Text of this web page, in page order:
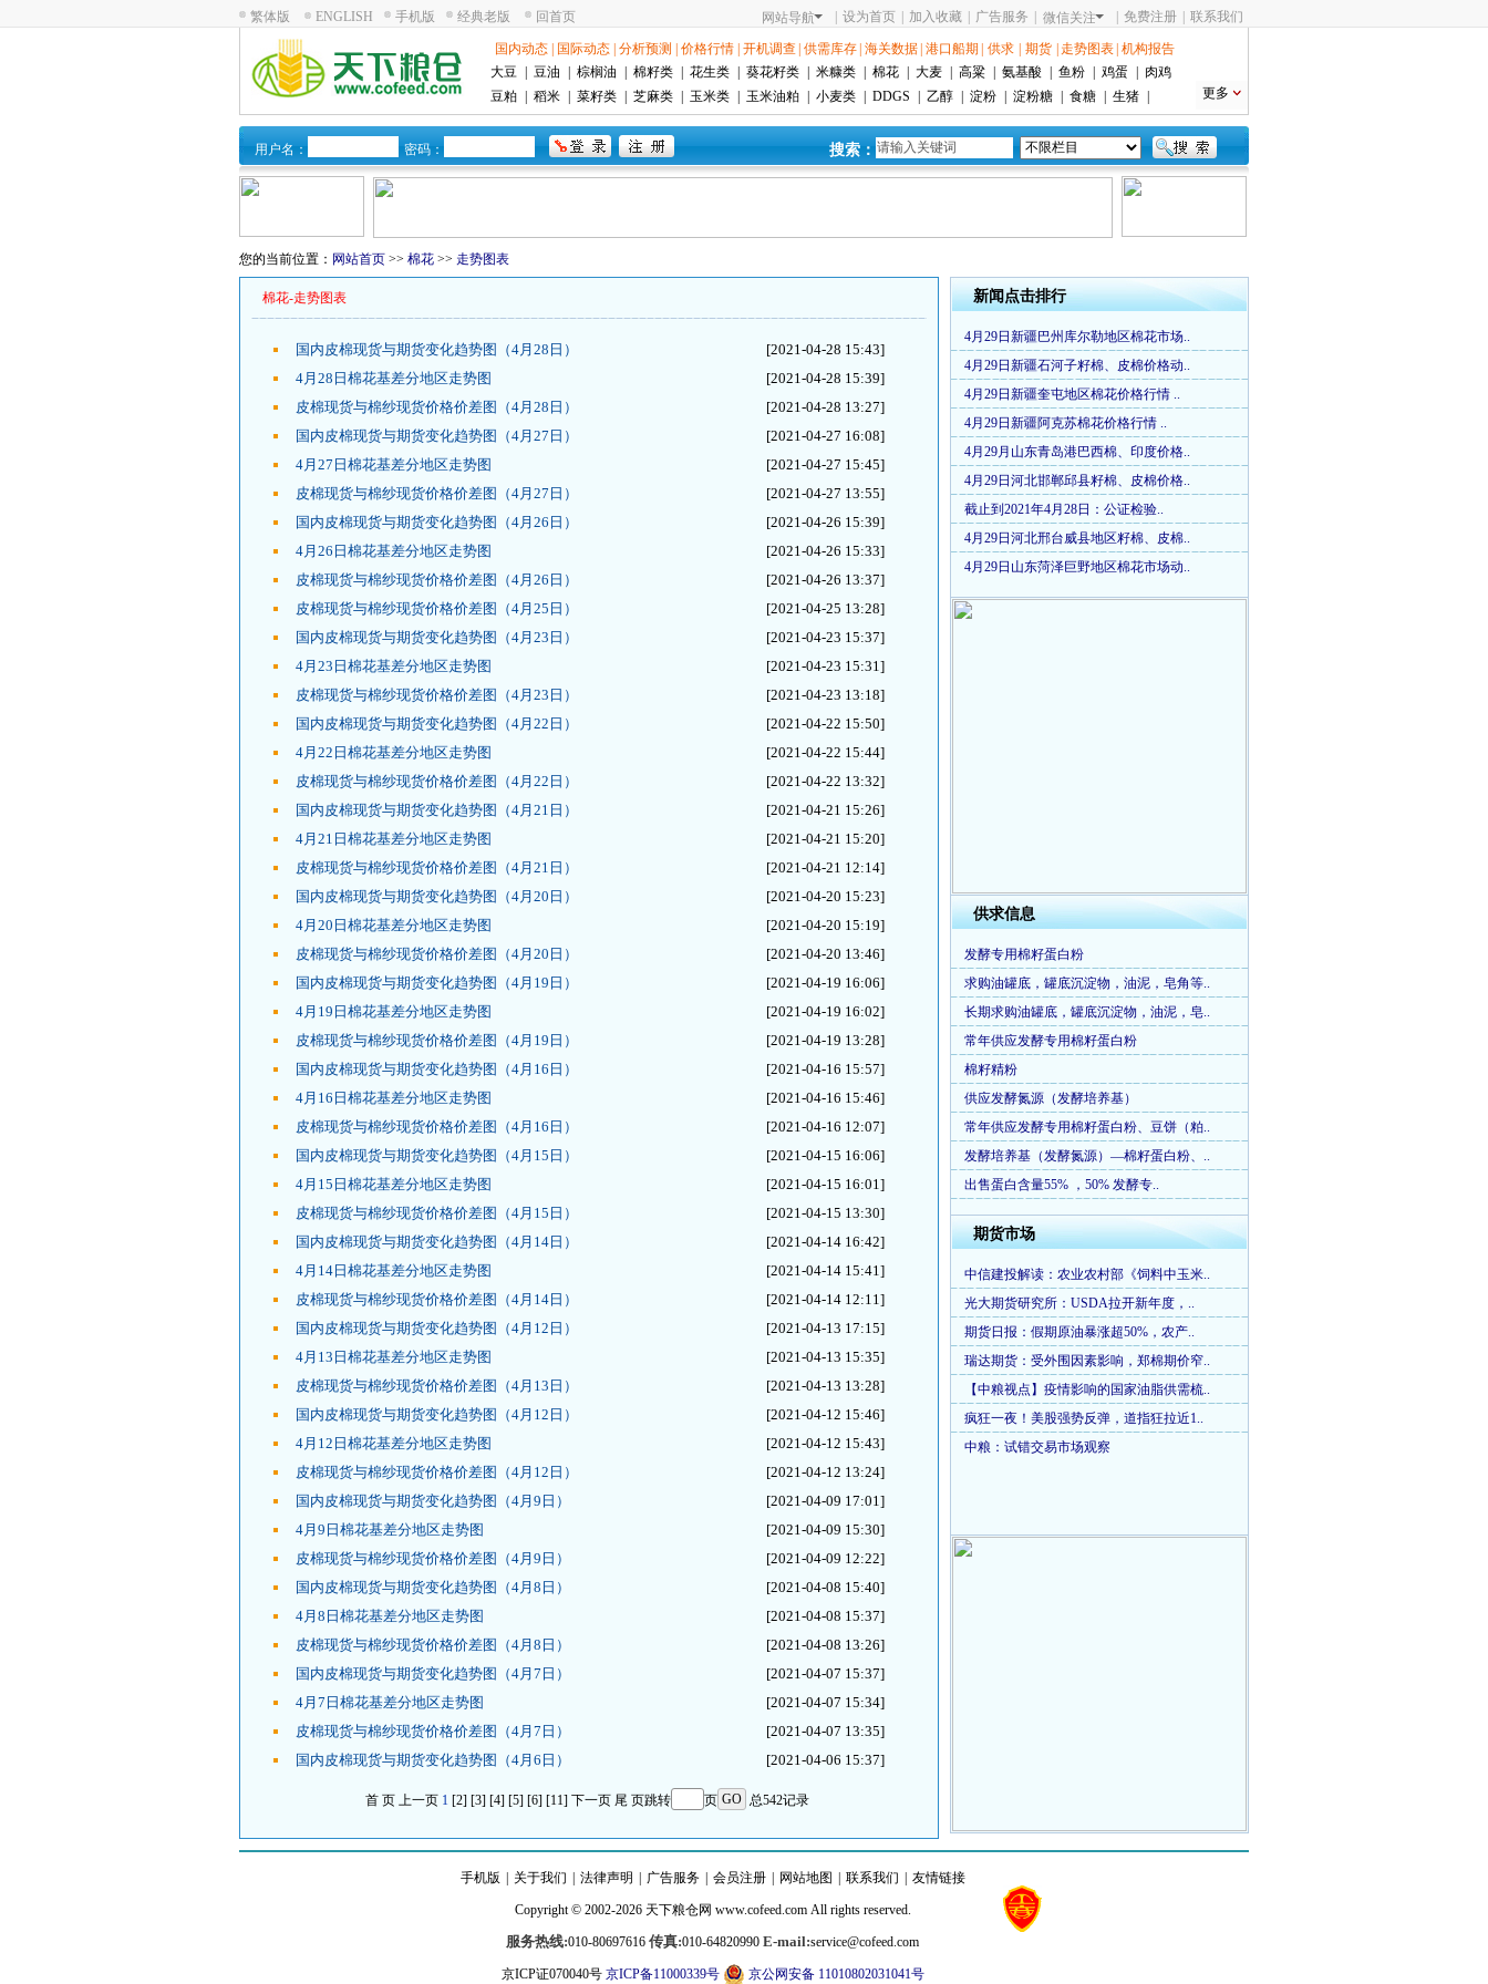
繁体版 ENGLISH 手机版 经典老版 回首页 网站导航 设为首页 加入收藏 广告服务 微信关注 免费注册 联系我们
国内动态 国际动态 分析预测 价格行情 开机调查 供需库存 海关数据 港口船期 供求 期货 走势图表 机构报告
大豆
豆油 棕榈油 棉籽类 花生类 葵花籽类 米糠类 棉花 大麦 高粱 氨基酸 鱼粉 鸡蛋
肉鸡
豆粕
稻米 菜籽类 芝麻类 玉米类 玉米油粕 小麦类 DDGS 乙醇 淀粉 淀粉糖 食糖 生猪 更多
用户名： 密码： 搜索：
您的当前位置： 网站首页 >> 棉花 >> 走势图表
棉花-走势图表
国内皮棉现货与期货变化趋势图（4月28日）
[2021-04-28 15:43]
4月28日棉花基差分地区走势图
[2021-04-28 15:39]
皮棉现货与棉纱现货价格价差图（4月28日）
[2021-04-28 13:27]
国内皮棉现货与期货变化趋势图（4月27日）
[2021-04-27 16:08]
4月27日棉花基差分地区走势图
[2021-04-27 15:45]
皮棉现货与棉纱现货价格价差图（4月27日）
[2021-04-27 13:55]
国内皮棉现货与期货变化趋势图（4月26日）
[2021-04-26 15:39]
4月26日棉花基差分地区走势图
[2021-04-26 15:33]
皮棉现货与棉纱现货价格价差图（4月26日）
[2021-04-26 13:37]
皮棉现货与棉纱现货价格价差图（4月25日）
[2021-04-25 13:28]
国内皮棉现货与期货变化趋势图（4月23日）
[2021-04-23 15:37]
4月23日棉花基差分地区走势图
[2021-04-23 15:31]
皮棉现货与棉纱现货价格价差图（4月23日）
[2021-04-23 13:18]
国内皮棉现货与期货变化趋势图（4月22日）
[2021-04-22 15:50]
4月22日棉花基差分地区走势图
[2021-04-22 15:44]
皮棉现货与棉纱现货价格价差图（4月22日）
[2021-04-22 13:32]
国内皮棉现货与期货变化趋势图（4月21日）
[2021-04-21 15:26]
4月21日棉花基差分地区走势图
[2021-04-21 15:20]
皮棉现货与棉纱现货价格价差图（4月21日）
[2021-04-21 12:14]
国内皮棉现货与期货变化趋势图（4月20日）
[2021-04-20 15:23]
4月20日棉花基差分地区走势图
[2021-04-20 15:19]
皮棉现货与棉纱现货价格价差图（4月20日）
[2021-04-20 13:46]
国内皮棉现货与期货变化趋势图（4月19日）
[2021-04-19 16:06]
4月19日棉花基差分地区走势图
[2021-04-19 16:02]
皮棉现货与棉纱现货价格价差图（4月19日）
[2021-04-19 13:28]
国内皮棉现货与期货变化趋势图（4月16日）
[2021-04-16 15:57]
4月16日棉花基差分地区走势图
[2021-04-16 15:46]
皮棉现货与棉纱现货价格价差图（4月16日）
[2021-04-16 12:07]
国内皮棉现货与期货变化趋势图（4月15日）
[2021-04-15 16:06]
4月15日棉花基差分地区走势图
[2021-04-15 16:01]
皮棉现货与棉纱现货价格价差图（4月15日）
[2021-04-15 13:30]
国内皮棉现货与期货变化趋势图（4月14日）
[2021-04-14 16:42]
4月14日棉花基差分地区走势图
[2021-04-14 15:41]
皮棉现货与棉纱现货价格价差图（4月14日）
[2021-04-14 12:11]
国内皮棉现货与期货变化趋势图（4月12日）
[2021-04-13 17:15]
4月13日棉花基差分地区走势图
[2021-04-13 15:35]
皮棉现货与棉纱现货价格价差图（4月13日）
[2021-04-13 13:28]
国内皮棉现货与期货变化趋势图（4月12日）
[2021-04-12 15:46]
4月12日棉花基差分地区走势图
[2021-04-12 15:43]
皮棉现货与棉纱现货价格价差图（4月12日）
[2021-04-12 13:24]
国内皮棉现货与期货变化趋势图（4月9日）
[2021-04-09 17:01]
4月9日棉花基差分地区走势图
[2021-04-09 15:30]
皮棉现货与棉纱现货价格价差图（4月9日）
[2021-04-09 12:22]
国内皮棉现货与期货变化趋势图（4月8日）
[2021-04-08 15:40]
4月8日棉花基差分地区走势图
[2021-04-08 15:37]
皮棉现货与棉纱现货价格价差图（4月8日）
[2021-04-08 13:26]
国内皮棉现货与期货变化趋势图（4月7日）
[2021-04-07 15:37]
4月7日棉花基差分地区走势图
[2021-04-07 15:34]
皮棉现货与棉纱现货价格价差图（4月7日）
[2021-04-07 13:35]
国内皮棉现货与期货变化趋势图（4月6日）
[2021-04-06 15:37]
首 页 上一页 1 [2] [3] [4] [5] [6] [11] 下一页 尾 页跳转 页 总542记录
新闻点击排行
4月29日新疆巴州库尔勒地区棉花市场..
4月29日新疆石河子籽棉、皮棉价格动..
4月29日新疆奎屯地区棉花价格行情 ..
4月29日新疆阿克苏棉花价格行情 ..
4月29月山东青岛港巴西棉、印度价格..
4月29日河北邯郸邱县籽棉、皮棉价格..
截止到2021年4月28日：公证检验..
4月29日河北邢台威县地区籽棉、皮棉..
4月29日山东菏泽巨野地区棉花市场动..
供求信息
发酵专用棉籽蛋白粉
求购油罐底，罐底沉淀物，油泥，皂角等..
长期求购油罐底，罐底沉淀物，油泥，皂..
常年供应发酵专用棉籽蛋白粉
棉籽精粉
供应发酵氮源（发酵培养基）
常年供应发酵专用棉籽蛋白粉、豆饼（粕..
发酵培养基（发酵氮源）—棉籽蛋白粉、..
出售蛋白含量55% ，50% 发酵专..
期货市场
中信建投解读：农业农村部《饲料中玉米..
光大期货研究所：USDA拉开新年度，..
期货日报：假期原油暴涨超50%，农产..
瑞达期货：受外围因素影响，郑棉期价窄..
【中粮视点】疫情影响的国家油脂供需梳..
疯狂一夜！美股强势反弹，道指狂拉近1..
中粮：试错交易市场观察
手机版 关于我们 法律声明 广告服务 会员注册 网站地图 联系我们 友情链接
Copyright © 2002-2026 天下粮仓网 www.cofeed.comAll rights reserved.
服务热线:010-80697616 传真:010-64820990 E-mail:service@cofeed.com
京ICP证070040号 京ICP备11000339号 京公网安备 11010802031041号